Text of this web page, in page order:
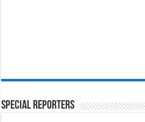
Special Reporters